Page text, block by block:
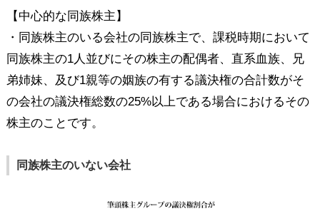
【中心的な同族株主】
・同族株主のいる会社の同族株主で、課税時期において
同族株主の1人並びにその株主の配偶者、直系血族、兄
弟姉妹、及び1親等の姻族の有する議決権の合計数がそ
の会社の議決権総数の25%以上である場合におけるその
株主のことです。
同族株主のいない会社